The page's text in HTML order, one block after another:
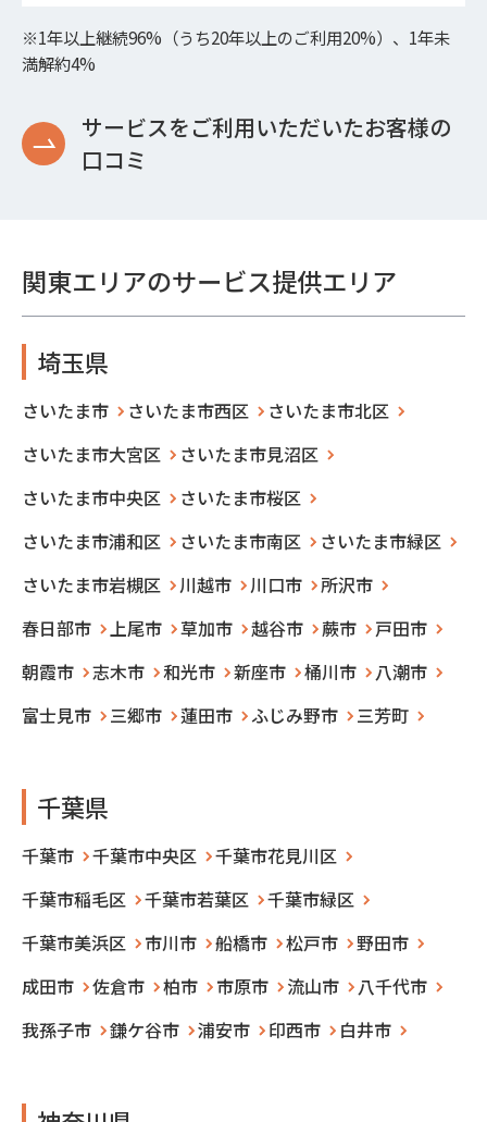
※1年以上継続96%（うち20年以上のご利用20%）、1年未
満解約4%
サービスをご利用いただいたお客様の
口コミ
関東エリアのサービス提供エリア
埼玉県
さいたま市 さいたま市西区
さいたま市北区
さいたま市大宮区
さいたま市見沼区
さいたま市中央区
さいたま市桜区
さいたま市浦和区
さいたま市南区
さいたま市緑区
さいたま市岩槻区
川越市 川口市
所沢市
春日部市
上尾市 草加市 越谷市 蕨市
戸田市
朝霞市
志木市 和光市 新座市 桶川市
八潮市
富士見市
三郷市 蓮田市 ふじみ野市 三芳町
千葉県
千葉市 千葉市中央区
千葉市花見川区
千葉市稲毛区
千葉市若葉区
千葉市緑区
千葉市美浜区
市川市 船橋市 松戸市
野田市
成田市
佐倉市 柏市 市原市 流山市
八千代市
我孫子市
鎌ケ谷市 浦安市 印西市 白井市